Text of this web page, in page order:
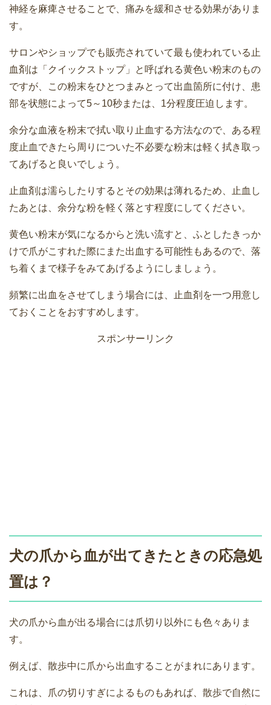
神経を麻痺させることで、痛みを緩和させる効果がありま
す。
サロンやショップでも販売されていて最も使われている止
血剤は「クイックストップ」と呼ばれる黄色い粉末のもの
ですが、この粉末をひとつまみとって出血箇所に付け、患
部を状態によって5～10秒または、1分程度圧迫します。
余分な血液を粉末で拭い取り止血する方法なので、ある程
度止血できたら周りについた不必要な粉末は軽く拭き取っ
てあげると良いでしょう。
止血剤は濡らしたりするとその効果は薄れるため、止血し
たあとは、余分な粉を軽く落とす程度にしてください。
黄色い粉末が気になるからと洗い流すと、ふとしたきっか
けで爪がこすれた際にまた出血する可能性もあるので、落
ち着くまで様子をみてあげるようにしましょう。
頻繁に出血をさせてしまう場合には、止血剤を一つ用意し
ておくことをおすすめします。
スポンサーリンク
犬の爪から血が出てきたときの応急処
置は？
犬の爪から血が出る場合には爪切り以外にも色々ありま
す。
例えば、散歩中に爪から出血することがまれにあります。
これは、爪の切りすぎによるものもあれば、散歩で自然に